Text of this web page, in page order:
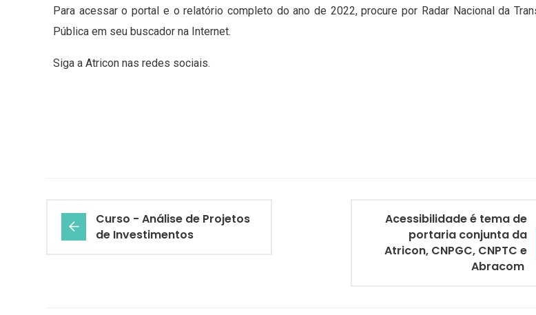
Para acessar o portal e o relatório completo do ano de 2022, procure por Radar Nacional da
Pública em seu buscador na Internet.
Siga a Atricon nas redes sociais.
Curso - Análise de Projetos
de Investimentos
Acessibilidade é tema de
portaria conjunta da
Atricon, CNPGC, CNPTC e
Abracom